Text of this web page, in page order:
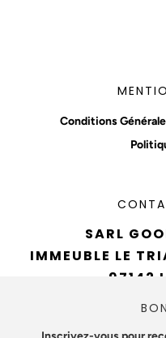
Conditions
SARL
IMMEUBLE LE
97142
TÉL :